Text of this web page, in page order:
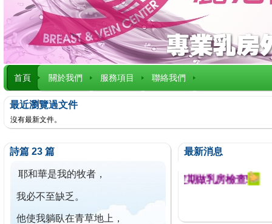
首頁 關於我們 服務項目 聯絡我們
最近瀏覽過文件
沒有最新文件。
詩篇 23 篇
耶和華是我的牧者，
我必不至缺乏。
他使我躺臥在青草地上，
最新消息
今已篩檢出1700位乳癌患者,提醒您定期做乳房檢查!